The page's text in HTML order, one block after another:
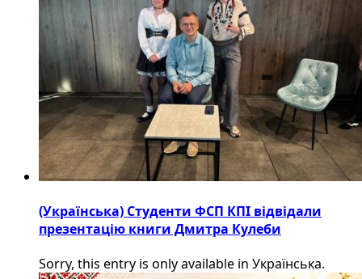
(Українська) Студенти ФСП КПІ відвідали
презентацію книги Дмитра Кулеби
Sorry, this entry is only available in Українська.